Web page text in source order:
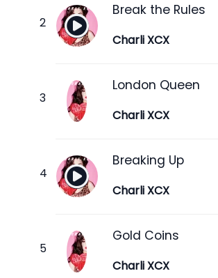
Break the Rules
Charli XCX
London Queen
Charli XCX
Breaking Up
Charli XCX
Gold Coins
Charli XCX